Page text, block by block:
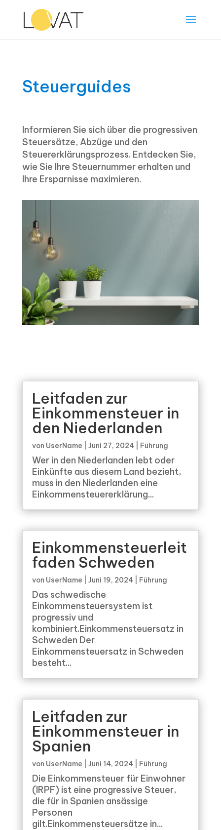
Steuerguides
Informieren Sie sich über die progressiven
Steuersätze, Abzüge und den
Steuererklärungsprozess. Entdecken Sie,
wie Sie Ihre Steuernummer erhalten und
Ihre Ersparnisse maximieren.
Leitfaden zur
Einkommensteuer in
den Niederlanden
von UserName Juni 27, 2024| Führung
Wer in den Niederlanden lebt oder
Einkünfte aus diesem Land bezieht,
muss in den Niederlanden eine
Einkommensteuererklärung...
Einkommensteuerleit
faden Schweden
von UserName Juni 19, 2024| Führung
Das schwedische
Einkommensteuersystem ist
progressiv und
kombiniert.Einkommensteuersatz in
Schweden Der
Einkommensteuersatz in Schweden
besteht...
Leitfaden zur
Einkommensteuer in
Spanien
von UserName Juni 14, 2024| Führung
Die Einkommensteuer für Einwohner
(IRPF) ist eine progressive Steuer,
die für in Spanien ansässige
Personen
gilt.Einkommensteuersätze in...